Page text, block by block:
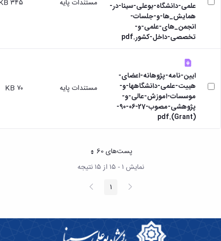
علمی-دانشگاه-بوعلی-سینا-در-
همایش_ها-و-جلسات-
انجمن_های-علمی-و-
تخصصی-داخل-کشور.pdf
مستندات پایه ۳۴۵ KB
ایین-نامه-پژوهانه-اعضای-
هییت-علمی-دانشگاهها-و-
موسسات-اموزش-عالی-و-
پژوهشی-مصوب-27-06-90-
(Grant).pdf
مستندات پایه ۷۰ KB
پست‌‌های 60هر صفحه
نمایش ۱ - ۱۵ از ۱۵ نتیجه
پیغام
قبلی صفحه1 صفحه
بعد